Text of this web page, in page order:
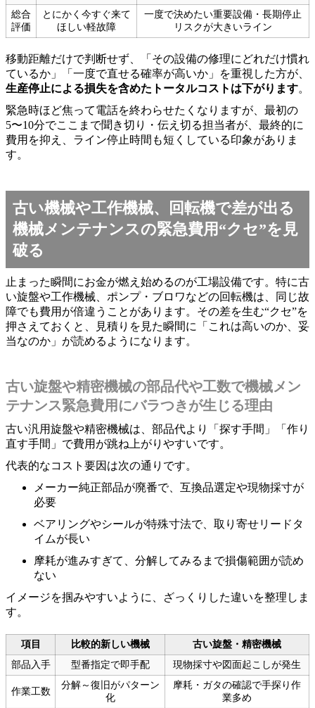
総合
評価
とにかく今すぐ来て
ほしい軽故障
一度で決めたい重要設備・長期停止
リスクが大きいライン
移動距離だけで判断せず、「その設備の修理にどれだけ慣れ
ているか」「一度で直せる確率が高いか」を重視した方が、
生産停止による損失を含めたトータルコストは下がります。
緊急時ほど焦って電話を終わらせたくなりますが、最初の
5〜10分でここまで聞き切り・伝え切る担当者が、最終的に
費用を抑え、ライン停止時間も短くしている印象がありま
す。
古い機械や工作機械、回転機で差が出る
機械メンテナンスの緊急費用“クセ”を見
破る
止まった瞬間にお金が燃え始めるのが工場設備です。特に古
い旋盤や工作機械、ポンプ・ブロワなどの回転機は、同じ故
障でも費用が倍違うことがあります。その差を生む“クセ”を
押さえておくと、見積りを見た瞬間に「これは高いのか、妥
当なのか」が読めるようになります。
古い旋盤や精密機械の部品代や工数で機械メン
テナンス緊急費用にバラつきが生じる理由
古い汎用旋盤や精密機械は、部品代より「探す手間」「作り
直す手間」で費用が跳ね上がりやすいです。
代表的なコスト要因は次の通りです。
メーカー純正部品が廃番で、互換品選定や現物採寸が
必要
ベアリングやシールが特殊寸法で、取り寄せリードタ
イムが長い
摩耗が進みすぎて、分解してみるまで損傷範囲が読め
ない
イメージを掴みやすいように、ざっくりした違いを整理しま
す。
項目 比較的新しい機械
古い旋盤・精密機械
部品入手
型番指定で即手配 現物採寸や図面起こしが発生
作業工数
分解～復旧がパターン
化
摩耗・ガタの確認で手探り作
業多め